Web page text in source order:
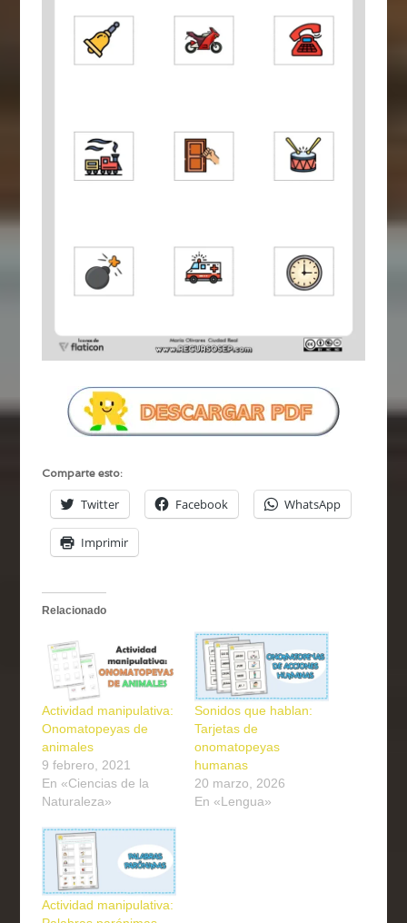
Comparte esto:
Twitter Facebook WhatsApp
Imprimir
Relacionado
Actividad manipulativa:
Onomatopeyas de
animales
9 febrero, 2021
En «Ciencias de la
Naturaleza»
Sonidos que hablan:
Tarjetas de
onomatopeyas
humanas
20 marzo, 2026
En «Lengua»
Actividad manipulativa: